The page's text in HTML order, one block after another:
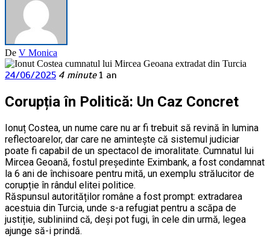
De V Monica
24/06/2025 4 minute 1 an
Corupția în Politică: Un Caz Concret
Ionuț Costea, un nume care nu ar fi trebuit să revină în lumina
reflectoarelor, dar care ne amintește că sistemul judiciar
poate fi capabil de un spectacol de imoralitate. Cumnatul lui
Mircea Geoană, fostul președinte Eximbank, a fost condamnat
la 6 ani de închisoare pentru mită, un exemplu strălucitor de
corupție în rândul elitei politice.
Răspunsul autorităților române a fost prompt: extradarea
acestuia din Turcia, unde s-a refugiat pentru a scăpa de
justiție, subliniind că, deși pot fugi, în cele din urmă, legea
ajunge să-i prindă.